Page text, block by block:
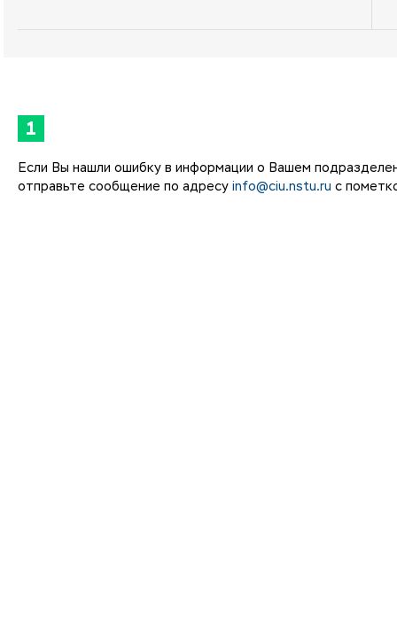
1
Если Вы нашли ошибку в информации о Вашем
отправьте сообщение по адресу info@ciu.nstu.ru с